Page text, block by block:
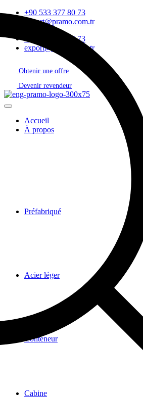
+90 533 377 80 73
export@pramo.com.tr
+90 533 377 80 73
export@pramo.com.tr
Obtenir une offre
Devenir revendeur
Accueil
À propos
Préfabriqué
Acier léger
Conteneur
Cabine